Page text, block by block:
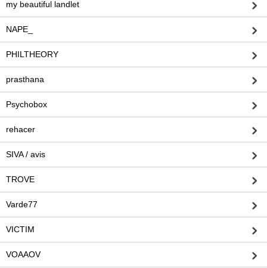
my beautiful landlet
NAPE_
PHILTHEORY
prasthana
Psychobox
rehacer
SIVA / avis
TROVE
Varde77
VICTIM
VOAAOV